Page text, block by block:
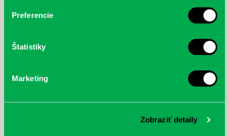
Preferencie
Štatistiky
Marketing
Zobraziť detaily